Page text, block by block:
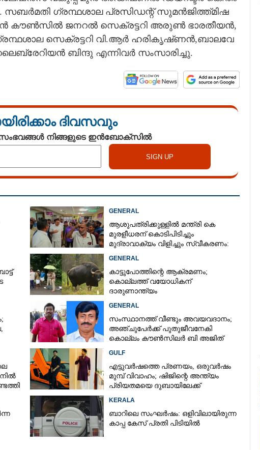
ഗ്ര​ന്ഥ​ശാ​ല പ്ര​സി​ഡന്റ് സു​മൻ​ജി​ത്ത്​മി​ഷ
കൗൺ​സിൽ ജ​ന​റൽ സെ​ക്ര​ട്ട​റി അ​രുൺ ഭാ​ര​തീ​യൻ,
സെ​ക്ര​ട്ട​റി വി.ആർ ഹ​രി​കൃ​ഷ്​ണൻ,ബാ​ല​വേ​
ബി​ന്ദു എ​ന്നി​വർ സം​സാ​രി​ച്ചു.
ദിവസവും
നിങ്ങളുടെ ഇൻബോക്സിൽ
GENERAL
ആശുപത്രിക്കുള്ളിൽ മന്ത്രി കെ
മുരളീധരന് കൊടിപിടിച്ചും
മുദ്രാവാക്യം വിളിച്ചും സ്വീകരണം:
GENERAL
കാട്ടുപോത്തിന്റെ ആക്രമണം;
കൊല്ലത്ത് വയോധികന്
ദാരുണാന്ത്യം
GENERAL
സംസ്ഥാനത്ത് വീണ്ടും അവയവദാനം;
അഞ്ചുപേർക്ക് പുതുജീവനേകി
കൊല്ലം കൗൺസിലർ ബി അജിത്
GULF
എട്ടുവർഷത്തെ പ്രണയം,​ ഒരുവർഷം
മുമ്പ് വിവാഹം; ഷിജിന്റെ അന്ത്യം
പ്രിയതമയെ ദുബായിലേക്ക്
KERALA
ബാറിലെ സംഘർഷം: ഒളിവിലായിരുന്ന
കാപ്പ കേസ് പ്രതി പിടിയിൽ